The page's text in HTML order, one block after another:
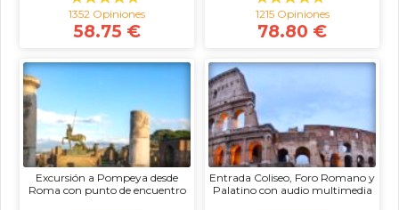
1352 Opiniones
58.75 €
1215 Opiniones
78.80 €
Excursión a Pompeya desde
Roma con punto de encuentro
Entrada Coliseo, Foro Romano y
Palatino con audio multimedia